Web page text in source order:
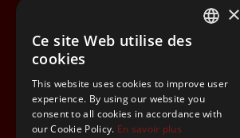
×
Ce site Web utilise des
cookies
This website uses cookies to improve user
experience. By using our website you
consent to all cookies in accordance with
our Cookie Policy. En savoir plus